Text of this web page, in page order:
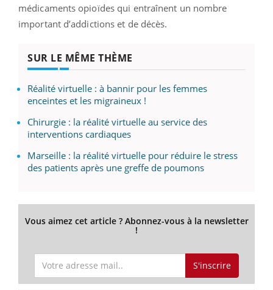
médicaments opioïdes qui entraînent un nombre
important d’addictions et de décès.
SUR LE MÊME THÈME
Réalité virtuelle : à bannir pour les femmes
enceintes et les migraineux !
Chirurgie : la réalité virtuelle au service des
interventions cardiaques
Marseille : la réalité virtuelle pour réduire le stress
des patients après une greffe de poumons
Vous aimez cet article ? Abonnez-vous à la newsletter
!
S'inscrire